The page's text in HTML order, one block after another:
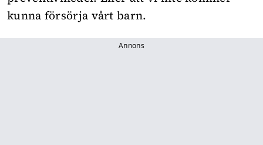
kunna försörja vårt barn.
Annons